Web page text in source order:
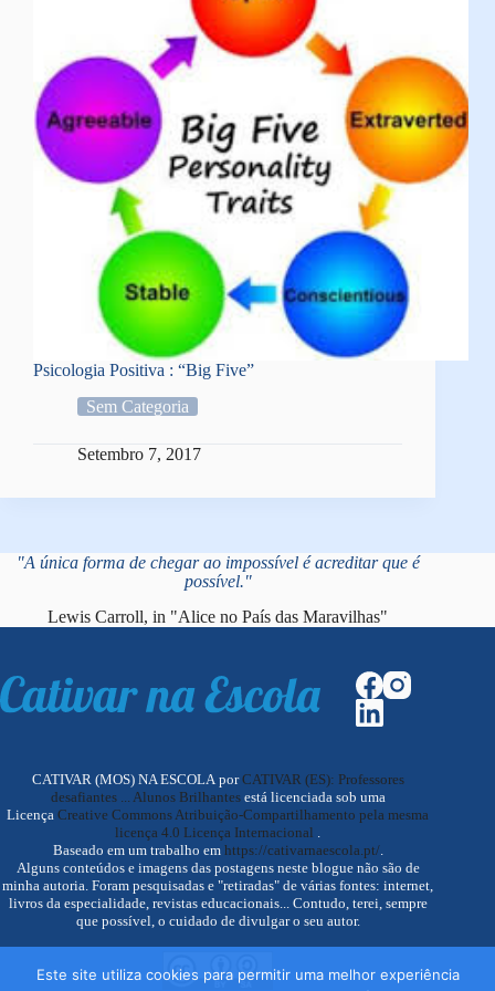
Psicologia Positiva : “Big Five”
Sem Categoria
Setembro 7, 2017
"A única forma de chegar ao impossível é acreditar que é
possível."
Lewis Carroll, in "Alice no País das Maravilhas"
CATIVAR (MOS) NA ESCOLA porCATIVAR (ES): Professores
desafiantes ... Alunos Brilhantesestá licenciada sob uma
LicençaCreative Commons Atribuição-Compartilhamento pela mesma
licença 4.0 Licença Internacional
Baseado em um trabalho em https://cativarnaescola.pt/.
Alguns conteúdos e imagens das postagens neste blogue não são de
minha autoria. Foram pesquisadas e "retiradas" de várias fontes: internet,
livros da especialidade, revistas educacionais... Contudo, terei, sempre
que possível, o cuidado de divulgar o seu autor.
Este site utiliza cookies para permitir uma melhor experiência